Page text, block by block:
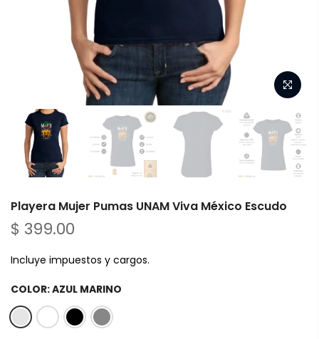
Playera Mujer Pumas UNAM Viva México Escudo
$ 399.00
Incluye impuestos y cargos.
COLOR:AZUL MARINO